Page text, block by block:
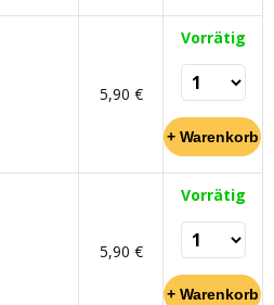
5,90 €
Vorrätig
5,90 €
Vorrätig